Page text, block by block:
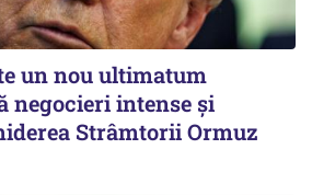
un nou ultimatum
negocieri intense și
Strâmtorii Ormuz